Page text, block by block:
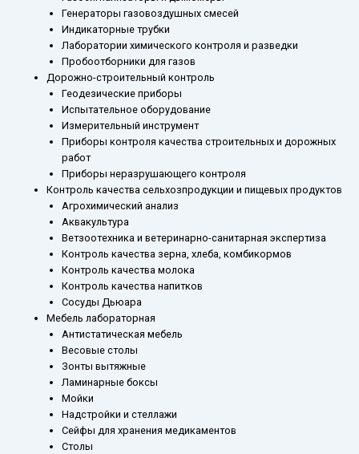
Генераторы газовоздушных смесей
Индикаторные трубки
Лаборатории химического контроля и разведки
Пробоотборники для газов
Дорожно-строительный контроль
Геодезические приборы
Испытательное оборудование
Измерительный инструмент
Приборы контроля качества строительных и дорожных
работ
Приборы неразрушающего контроля
Контроль качества сельхозпродукции и пищевых продуктов
Агрохимический анализ
Аквакультура
Ветзоотехника и ветеринарно-санитарная экспертиза
Контроль качества зерна, хлеба, комбикормов
Контроль качества молока
Контроль качества напитков
Сосуды Дьюара
Мебель лабораторная
Антистатическая мебель
Весовые столы
Зонты вытяжные
Ламинарные боксы
Мойки
Надстройки и стеллажи
Сейфы для хранения медикаментов
Столы